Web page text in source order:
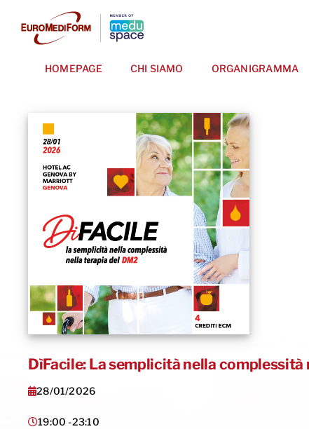
contenuto
HOMEPAGE CHI SIAMO ORGANIGRAMMA
DìFacile: La semplicità nella complessità
28/01/2026
19:00 -23:10